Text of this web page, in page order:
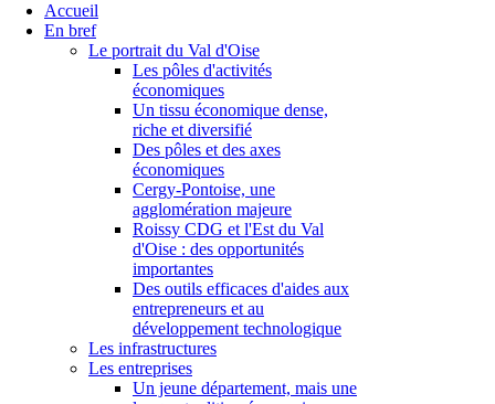
Accueil
En bref
Le portrait du Val d'Oise
Les pôles d'activités
économiques
Un tissu économique dense,
riche et diversifié
Des pôles et des axes
économiques
Cergy-Pontoise, une
agglomération majeure
Roissy CDG et l'Est du Val
d'Oise : des opportunités
importantes
Des outils efficaces d'aides aux
entrepreneurs et au
développement technologique
Les infrastructures
Les entreprises
Un jeune département, mais une